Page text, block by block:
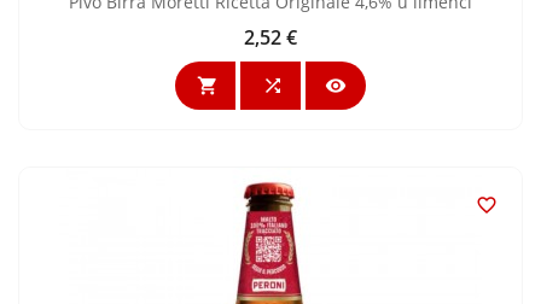
Cijena
2,52 €
  
